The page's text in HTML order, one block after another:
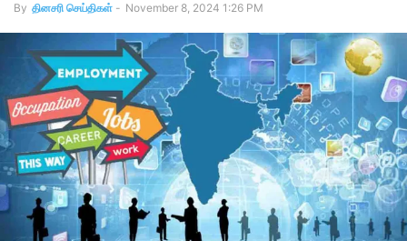
By தினசரி செய்திகள் - November 8, 2024 1:26 PM